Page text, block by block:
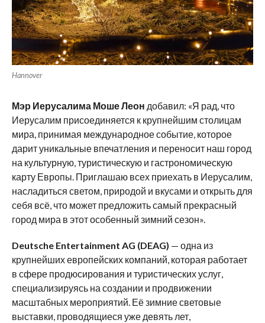
Hannover
Мэр Иерусалима Моше Леон добавил: «Я рад, что
Иерусалим присоединяется к крупнейшим столицам
мира, принимая международное событие, которое
дарит уникальные впечатления и переносит наш город
на культурную, туристическую и гастрономическую
карту Европы. Приглашаю всех приехать в Иерусалим,
насладиться светом, природой и вкусами и открыть для
себя всё, что может предложить самый прекрасный
город мира в этот особенный зимний сезон».
Deutsche Entertainment AG (DEAG) — одна из
крупнейших европейских компаний, которая работает
в сфере продюсирования и туристических услуг,
специализируясь на создании и продвижении
масштабных мероприятий. Её зимние световые
выставки, проводящиеся уже девять лет,